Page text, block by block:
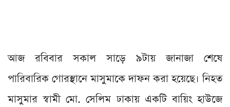
আজ রবিবার সকাল সাড়ে ৯টায় জানাজা শেষে
পারিবারিক গোরস্থানে মাসুমাকে দাফন করা হয়েছে। নিহত
মাসুমার স্বামী মো. সেলিম ঢাকায় একটি বায়িং হাউজে